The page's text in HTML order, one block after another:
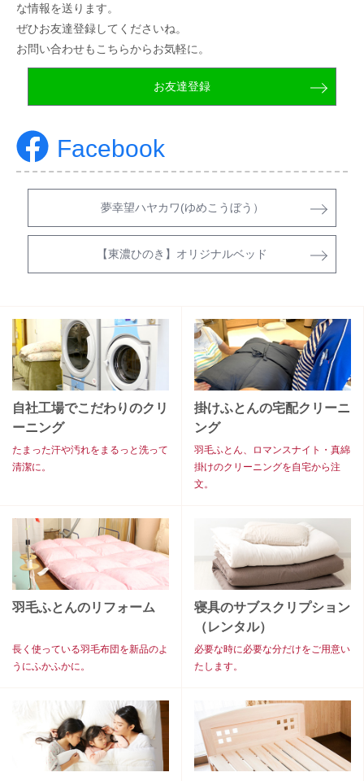
な情報を送ります。
ぜひお友達登録してくださいね。
お問い合わせもこちらからお気軽に。
お友達登録
Facebook
夢幸望ハヤカワ(ゆめこうぼう）
【東濃ひのき】オリジナルベッド
自社工場でこだわりのクリ
ーニング
たまった汗や汚れをまるっと洗って
清潔に。
掛けふとんの宅配クリーニ
ング
羽毛ふとん、ロマンスナイト・真綿
掛けのクリーニングを自宅から注
文。
羽毛ふとんのリフォーム
長く使っている羽毛布団を新品のよ
うにふかふかに。
寝具のサブスクリプション
（レンタル）
必要な時に必要な分だけをご用意い
たします。